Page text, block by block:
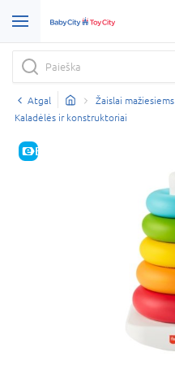
Atgal Žaislai mažiesiems
Kaladėlės ir konstruktoriai
E-KAINA